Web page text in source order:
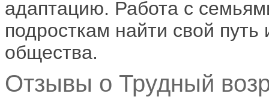
адаптацию. Работа с
подросткам найти свой
общества.
Отзывы о Трудный